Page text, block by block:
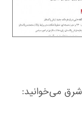
شرق می‌خوانید: